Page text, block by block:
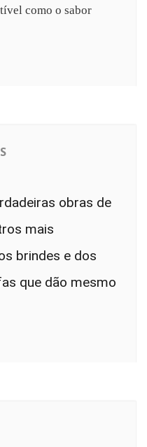
como o sabor
obras de
mais
brindes e dos
que dão mesmo